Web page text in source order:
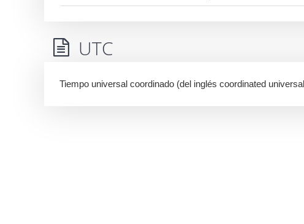
UTC
Tiempo universal coordinado (del inglés coordinated